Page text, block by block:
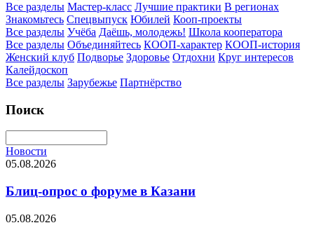
Все разделы Мастер-класс Лучшие практики В регионах
Знакомьтесь Спецвыпуск Юбилей Кооп-проекты
Все разделы Учёба Даёшь, молодежь! Школа кооператора
Все разделы Объединяйтесь КООП-характер КООП-история
Женский клуб Подворье Здоровье Отдохни Круг интересов
Калейдоскоп
Все разделы Зарубежье Партнёрство
Поиск
Новости
05.08.2026
Блиц-опрос о форуме в Казани
05.08.2026